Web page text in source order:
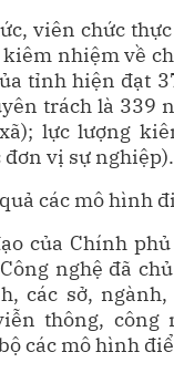
viên chức
nhiệm về
tỉnh hiện đạt
trách là 339
lực lượng
đơn vị sự nghiệp).
các mô hình
của Chính
nghệ đã
các sở,
thông, công
các mô hình